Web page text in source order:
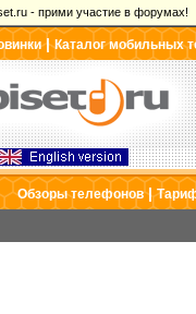
- прими участие в форумах!
|Каталог мобильных
Обзоры телефонов|